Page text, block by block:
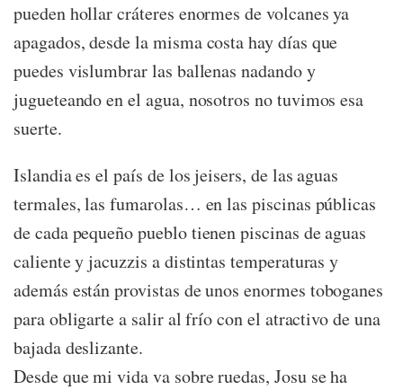
pueden hollar cráteres enormes de volcanes ya
apagados, desde la misma costa hay días que
puedes vislumbrar las ballenas nadando y
jugueteando en el agua, nosotros no tuvimos esa
suerte.
Islandia es el país de los jeisers, de las aguas
termales, las fumarolas… en las piscinas públicas
de cada pequeño pueblo tienen piscinas de aguas
caliente y jacuzzis a distintas temperaturas y
además están provistas de unos enormes toboganes
para obligarte a salir al frío con el atractivo de una
bajada deslizante.
Desde que mi vida va sobre ruedas, Josu se ha